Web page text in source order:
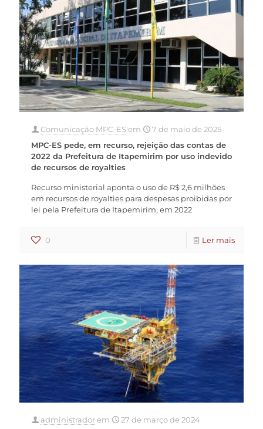
Comunicação MPC-ESem
7 de maio de 2025
MPC-ES pede, em recurso, rejeição das contas de
2022 da Prefeitura de Itapemirim por uso indevido
de recursos de royalties
Recurso ministerial aponta o uso de R$ 2,6 milhões
em recursos de royalties para despesas proibidas por
lei pela Prefeitura de Itapemirim, em 2022
0 Ler mais
administradorem
27 de março de 2024